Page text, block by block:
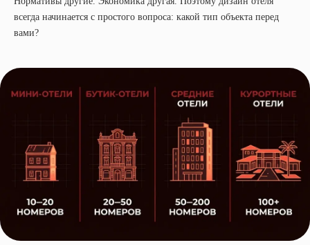
всегда начинается с простого вопроса: какой тип объекта перед
вами?